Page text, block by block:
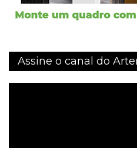
Assine o canal do